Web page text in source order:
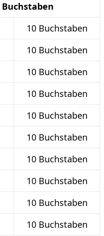
10 Buchstaben
10 Buchstaben
10 Buchstaben
10 Buchstaben
10 Buchstaben
10 Buchstaben
10 Buchstaben
10 Buchstaben
10 Buchstaben
10 Buchstaben